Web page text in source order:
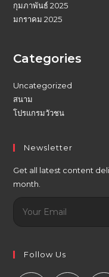
กุมภาพันธ์ 2025
มกราคม 2025
Categories
Uncategorized
สนาม
โปรแกรมวัวชน
Newsletter
Get all latest content
month.
Follow Us